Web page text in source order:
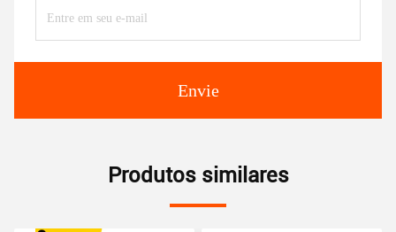
Envie
Produtos similares